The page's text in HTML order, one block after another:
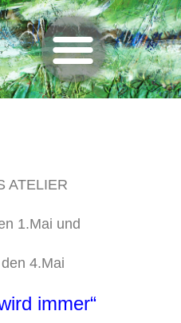
ATELIER
1.Mai und
4.Mai
immer“